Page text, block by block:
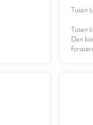
Tusen
Tusen
Den